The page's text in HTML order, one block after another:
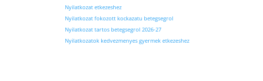
Nyilatkozat etkezeshez
Nyilatkozat fokozott kockazatu betegsegrol
Nyilatkozat tartos betegsegrol 2026-27
Nyilatkozatok kedvezmenyes gyermek etkezeshez